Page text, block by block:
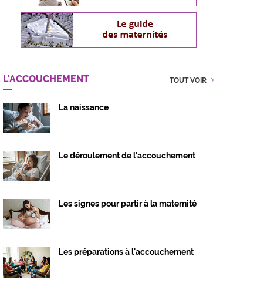
L'ACCOUCHEMENT TOUT VOIR
La naissance
Le déroulement de l'accouchement
Les signes pour partir à la maternité
Les préparations à l'accouchement